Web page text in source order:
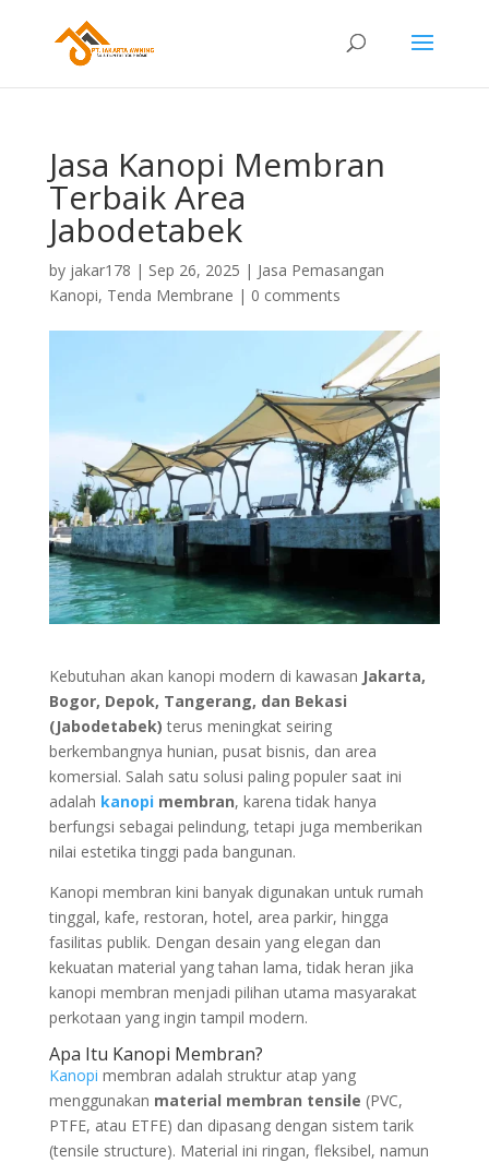
Jasa Kanopi Membran
Terbaik Area
Jabodetabek
by jakar178 | Sep 26, 2025 | Jasa Pemasangan
Kanopi, Tenda Membrane | 0 comments
Kebutuhan akan kanopi modern di kawasan Jakarta,
Bogor, Depok, Tangerang, dan Bekasi
(Jabodetabek) terus meningkat seiring
berkembangnya hunian, pusat bisnis, dan area
komersial. Salah satu solusi paling populer saat ini
adalah kanopimembran, karena tidak hanya
berfungsi sebagai pelindung, tetapi juga memberikan
nilai estetika tinggi pada bangunan.
Kanopi membran kini banyak digunakan untuk rumah
tinggal, kafe, restoran, hotel, area parkir, hingga
fasilitas publik. Dengan desain yang elegan dan
kekuatan material yang tahan lama, tidak heran jika
kanopi membran menjadi pilihan utama masyarakat
perkotaan yang ingin tampil modern.
Apa Itu Kanopi Membran?
Kanopi membran adalah struktur atap yang
menggunakan material membran tensile (PVC,
PTFE, atau ETFE) dan dipasang dengan sistem tarik
(tensile structure). Material ini ringan, fleksibel, namun